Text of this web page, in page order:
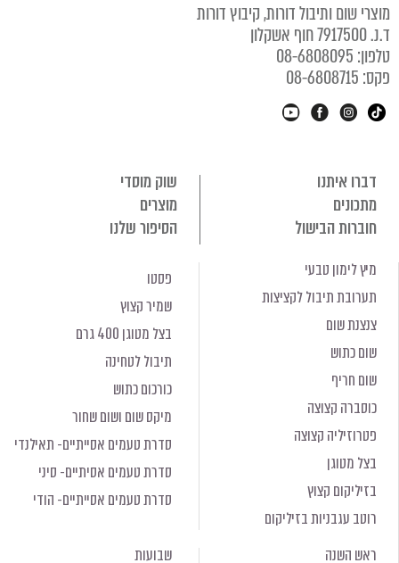
מוצרי שום ותיבול דורות, קיבוץ דורות
ד.נ. 7917500 חוף אשקלון
טלפון: 08-6808095
פקס: 08-6808715
דברו איתנו
שוק מוסדי
מתכונים
מוצרים
חוברות הבישול
הסיפור שלנו
מיץ לימון טבעי
תערובת תיבול לקציצות
צנצנת שום
שום כתוש
שום חריף
כוסברה קצוצה
פטרוזיליה קצוצה
בצל מטוגן
בזיליקום קצוץ
רוטב עגבניות בזיליקום
פסטו
שמיר קצוץ
בצל מטוגן 400 גרם
תיבול לטחינה
כורכום כתוש
מיקס שום ושום שחור
סדרת טעמים אסייתיים- תאילנדי
סדרת טעמים אסיתיים- סיני
סדרת טעמים אסייתיים- הודי
ראש השנה שבועות